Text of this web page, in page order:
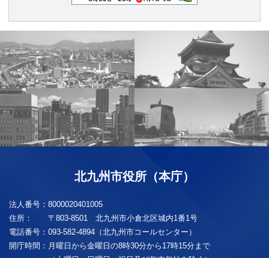
北九州市役所（本庁）
法人番号： 8000020401005
住所：
〒803-8501 北九州市小倉北区城内1番1号
電話番号： 093-582-4894（北九州市コールセンター）
開庁時間： 月曜日から金曜日の8時30分から17時15分まで